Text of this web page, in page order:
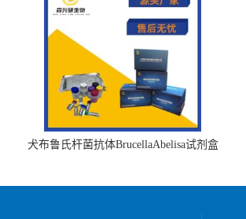
犬布鲁氏杆菌抗体BrucellaAbelisa试剂盒